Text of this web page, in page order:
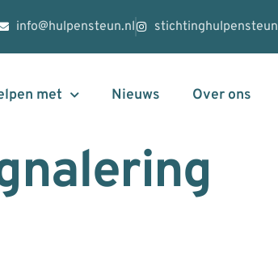
info@hulpensteun.nl stichtinghulpensteun
met Nieuws Over ons